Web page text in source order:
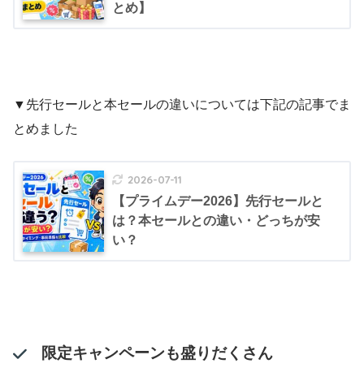
とめ】
▼先行セールと本セールの違いについては下記の記事でま
とめました
2026-07-11
【プライムデー2026】先行セールと
は？本セールとの違い・どっちが安
い？
限定キャンペーンも盛りだくさん